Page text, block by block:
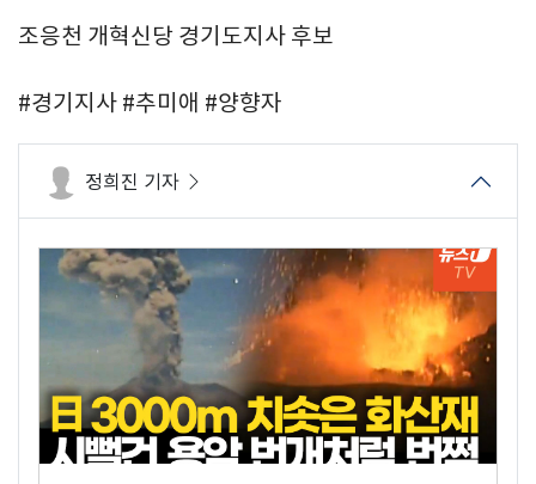
조응천 개혁신당 경기도지사 후보
#경기지사 #추미애 #양향자
정희진 기자